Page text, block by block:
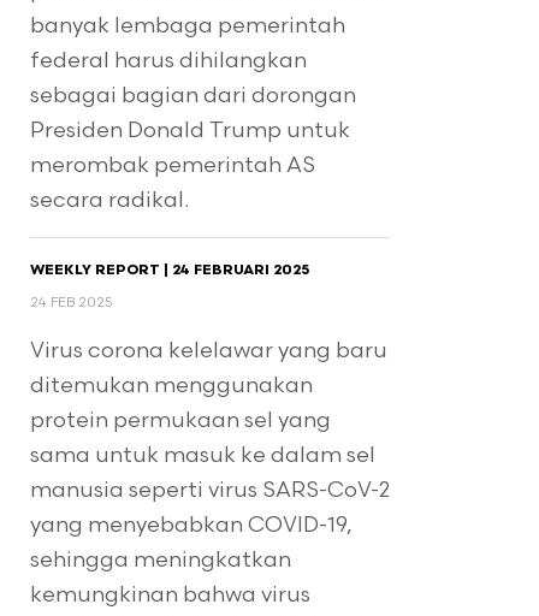
banyak lembaga pemerintah
federal harus dihilangkan
sebagai bagian dari dorongan
Presiden Donald Trump untuk
merombak pemerintah AS
secara radikal.
WEEKLY REPORT | 24 FEBRUARI 2025
24 FEB 2025
Virus corona kelelawar yang baru
ditemukan menggunakan
protein permukaan sel yang
sama untuk masuk ke dalam sel
manusia seperti virus SARS-CoV-2
yang menyebabkan COVID-19,
sehingga meningkatkan
kemungkinan bahwa virus